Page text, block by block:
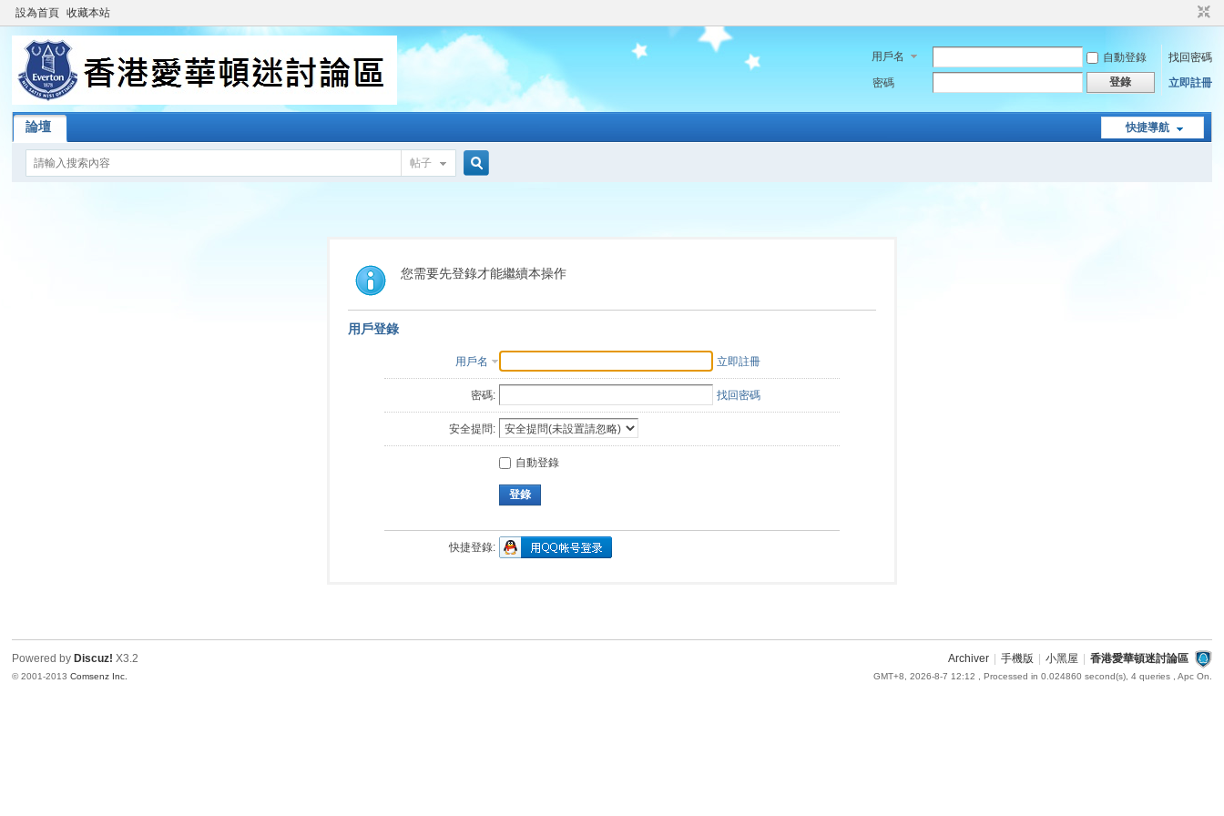
設為首頁 收藏本站
用戶名 自動登錄
找回密碼
密碼
登錄 立即註冊
快捷導航
論壇
帖子
索
您需要先登錄才能繼續本操作
用戶登錄
用戶名 立即註冊
密碼: 找回密碼
安全提問:
自動登錄
登錄
快捷登錄:
Archiver 手機版 小黑屋 香港愛華頓迷討論區
GMT+8, 2026-8-7 12:12 , Processed in 0.024860 second(s), 4 queries , Apc On.
Powered by Discuz! X3.2
© 2001-2013Comsenz Inc.